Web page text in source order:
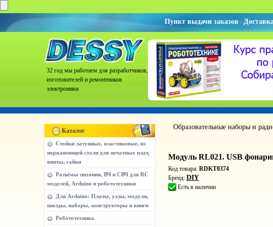
Пункт выдачи заказов
32 год мы работаем для разработчиков,
изготовителей и ремонтников
электроники
Каталог
Стойки латунные, пластиковые, из
нержавеющей стали для печатных плат,
винты, гайки
Разъёмы питания, ВЧ и СВЧ для RC
моделей, Arduino и робототехники
Для Arduino: Платы, узлы, модули,
шилды, наборы, конструкторы и книги
Робототехника
Образовательные наборы и
Модуль RL021. USB
Код товара: RDKT0374
Бренд: DIY
Есть в наличии